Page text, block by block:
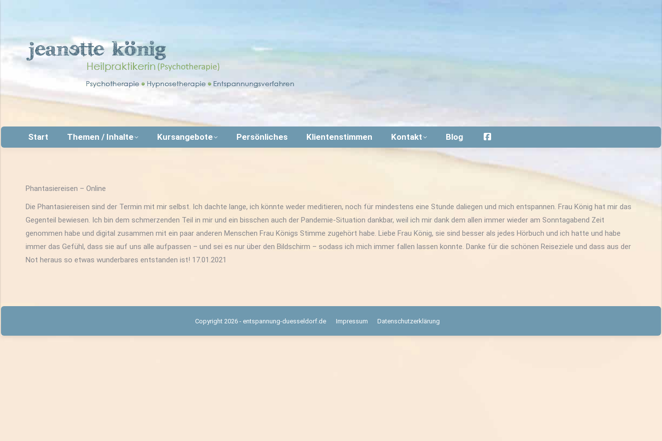
Start Themen / Inhalte Kursangebote Persönliches Klientenstimmen Kontakt Blog
Phantasiereisen – Online
Die Phantasiereisen sind der Termin mit mir selbst. Ich dachte lange, ich könnte weder meditieren, noch für mindestens eine Stunde daliegen und mich entspannen. Frau König hat mir das
Gegenteil bewiesen. Ich bin dem schmerzenden Teil in mir und ein bisschen auch der Pandemie-Situation dankbar, weil ich mir dank dem allen immer wieder am Sonntagabend Zeit
genommen habe und digital zusammen mit ein paar anderen Menschen Frau Königs Stimme zugehört habe. Liebe Frau König, sie sind besser als jedes Hörbuch und ich hatte und habe
immer das Gefühl, dass sie auf uns alle aufpassen – und sei es nur über den Bildschirm – sodass ich mich immer fallen lassen konnte. Danke für die schönen Reiseziele und dass aus der
Not heraus so etwas wunderbares entstanden ist! 17.01.2021
Copyright 2026 - entspannung-duesseldorf.de Impressum Datenschutzerklärung